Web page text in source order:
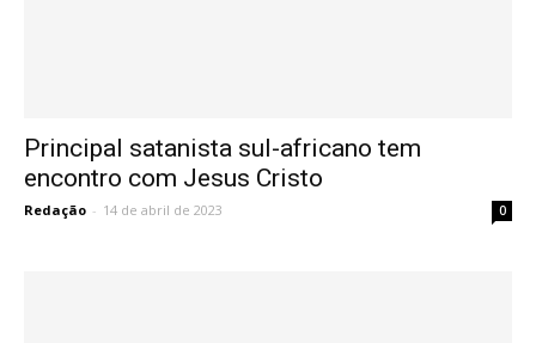
Principal satanista sul-africano tem
encontro com Jesus Cristo
Redação - 14 de abril de 2023 0